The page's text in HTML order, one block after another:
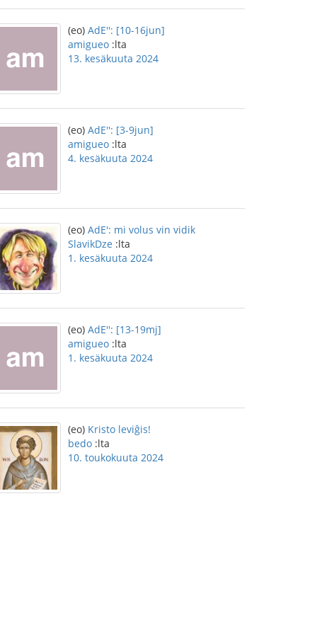
(eo) AdE'': [10-16jun]
amigueo :lta
13. kesäkuuta 2024
(eo) AdE'': [3-9jun]
amigueo :lta
4. kesäkuuta 2024
(eo) AdE': mi volus vin vidik
SlavikDze :lta
1. kesäkuuta 2024
(eo) AdE'': [13-19mj]
amigueo :lta
1. kesäkuuta 2024
(eo) Kristo leviĝis!
bedo :lta
10. toukokuuta 2024